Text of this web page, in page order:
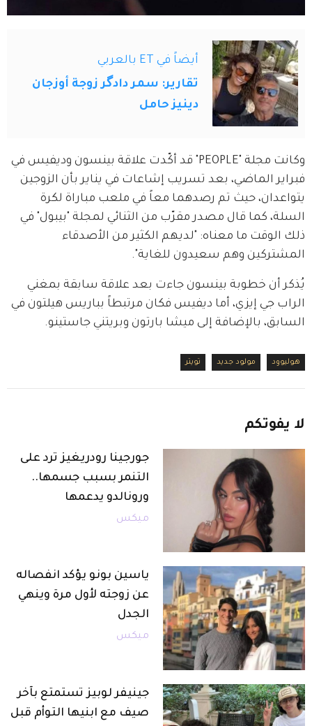
أيضاً في ET بالعربي
تقارير: سمر دادگر زوجة أوزجان
دينيز حامل
وكانت مجلة "PEOPLE" قد أكّدت علاقة بينسون وديفيس في
فبراير الماضي، بعد تسريب إشاعات في يناير بأن الزوجين
يتواعدان، حيث تم رصدهما معاً في ملعب مباراة لكرة
السلة، كما قال مصدر مقرّب من الثنائي لمجلة "بيبول" في
ذلك الوقت ما معناه: "لديهم الكثير من الأصدقاء
المشتركين وهم سعيدون للغاية".
يُذكر أن خطوبة بينسون جاءت بعد علاقة سابقة بمغني
الراب جي إيزي، أما ديفيس فكان مرتبطاً بباريس هيلتون في
السابق، بالإضافة إلى ميشا بارتون وبريتني جاستينو.
هوليوود مولود جديد تويتر
لا يفوتكم
جورجينا رودريغيز ترد على
التنمر بسبب جسمها..
ورونالدو يدعمها
ميكس
ياسين بونو يؤكد انفصاله
عن زوجته لأول مرة وينهي
الجدل
ميكس
جينيفر لوبيز تستمتع بآخر
صيف مع ابنيها التوأم قبل